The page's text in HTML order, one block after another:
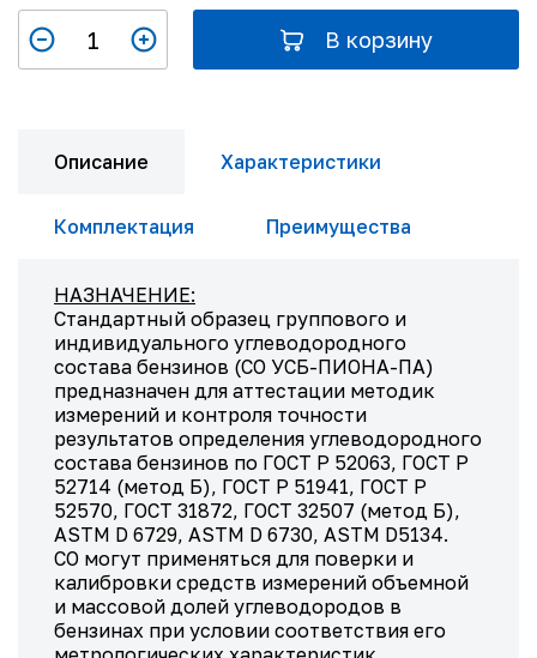
В корзину
Описание Характеристики
Комплектация Преимущества
НАЗНАЧЕНИЕ:
Стандартный образец группового и
индивидуального углеводородного
состава бензинов (СО УСБ-ПИОНА-ПА)
предназначен для аттестации методик
измерений и контроля точности
результатов определения углеводородного
состава бензинов по ГОСТ Р 52063, ГОСТ Р
52714 (метод Б), ГОСТ Р 51941, ГОСТ Р
52570, ГОСТ 31872, ГОСТ 32507 (метод Б),
ASTM D 6729, ASTM D 6730, ASTM D5134.
СО могут применяться для поверки и
калибровки средств измерений объемной
и массовой долей углеводородов в
бензинах при условии соответствия его